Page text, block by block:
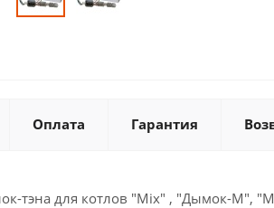
Оплата Гарантия
тэна для котлов "Mix" , "Дымок-М",